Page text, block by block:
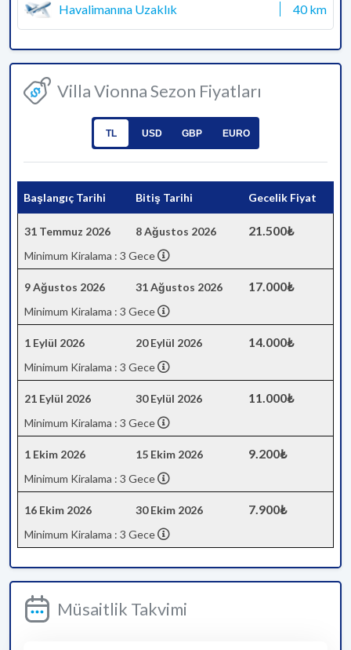
Havalimanına Uzaklık 40 km
Villa Vionna Sezon Fiyatları
TL USD GBP EURO
Başlangıç Tarihi Bitiş Tarihi Gecelik Fiyat
31 Temmuz 2026 8 Ağustos 2026 21.500₺
Minimum Kiralama : 3 Gece
9 Ağustos 2026 31 Ağustos 2026 17.000₺
Minimum Kiralama : 3 Gece
1 Eylül 2026 20 Eylül 2026 14.000₺
Minimum Kiralama : 3 Gece
21 Eylül 2026 30 Eylül 2026 11.000₺
Minimum Kiralama : 3 Gece
1 Ekim 2026 15 Ekim 2026 9.200₺
Minimum Kiralama : 3 Gece
16 Ekim 2026 30 Ekim 2026 7.900₺
Minimum Kiralama : 3 Gece
Müsaitlik Takvimi